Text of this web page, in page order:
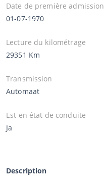
Date de première admission
01-07-1970
Lecture du kilométrage
29351 Km
Transmission
Automaat
Est en état de conduite
Ja
Description